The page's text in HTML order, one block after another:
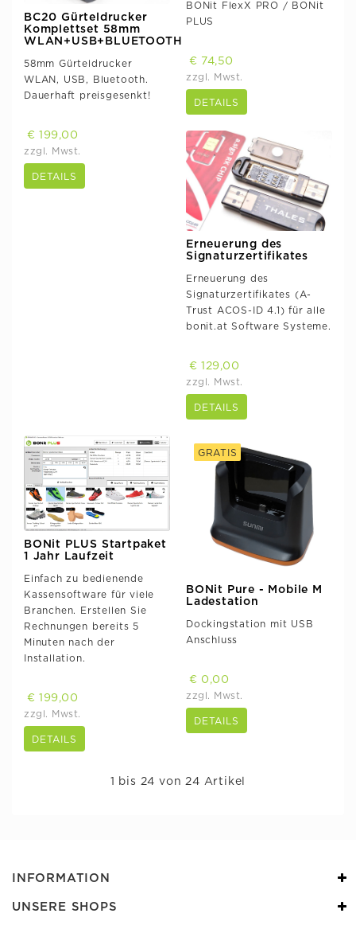
BC20 Gürteldrucker
Komplettset 58mm
WLAN+USB+BLUETOOTH
58mm Gürteldrucker
WLAN, USB, Bluetooth.
Dauerhaft preisgesenkt!
€ 199,00
zzgl. Mwst.
DETAILS
BONit FlexX PRO / BONit
PLUS
€ 74,50
zzgl. Mwst.
DETAILS
Erneuerung des
Signaturzertifikates
Erneuerung des
Signaturzertifikates (A-
Trust ACOS-ID 4.1) für alle
bonit.at Software Systeme.
€ 129,00
zzgl. Mwst.
DETAILS
BONit PLUS Startpaket
1 Jahr Laufzeit
Einfach zu bedienende
Kassensoftware für viele
Branchen. Erstellen Sie
Rechnungen bereits 5
Minuten nach der
Installation.
€ 199,00
zzgl. Mwst.
DETAILS
GRATIS
BONit Pure - Mobile M
Ladestation
Dockingstation mit USB
Anschluss
€ 0,00
zzgl. Mwst.
DETAILS
1 bis 24 von 24 Artikel
INFORMATION
UNSERE SHOPS